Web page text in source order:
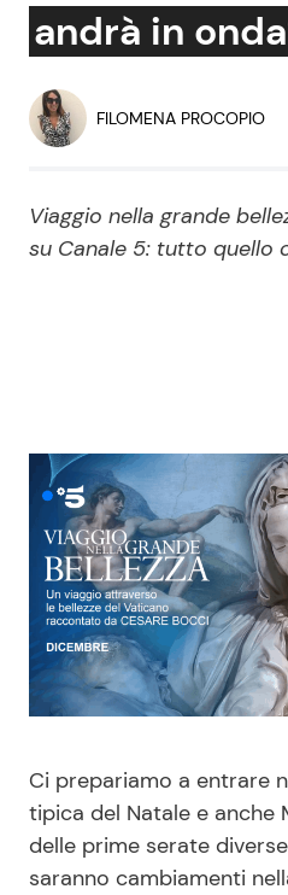
Dal Mondo
Economia
Persone Scomparse
Politica
News Musica
News Spettacolo
Benessere
Casa
Moda e Style
Mondo Mamma
andrà in
FILOMENA PROCOPIO
Viaggio nella grande
su Canale 5: tutto quello
Ci prepariamo a entrare
tipica del Natale e anche
delle prime serate
saranno cambiamenti